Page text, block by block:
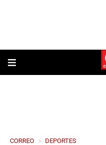
CORREO > DEPORTES